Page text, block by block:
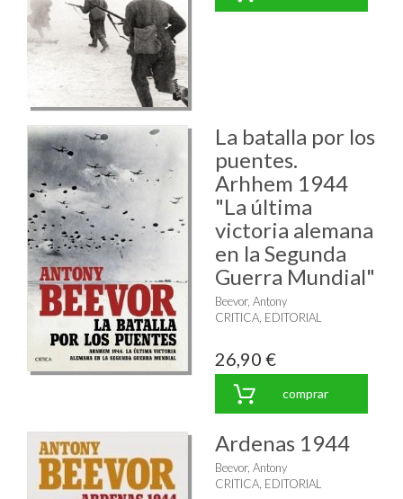
La batalla por los
puentes.
Arhhem 1944
"La última
victoria alemana
en la Segunda
Guerra Mundial"
Beevor, Antony
CRITICA, EDITORIAL
26,90 €
comprar
Ardenas 1944
Beevor, Antony
CRITICA, EDITORIAL